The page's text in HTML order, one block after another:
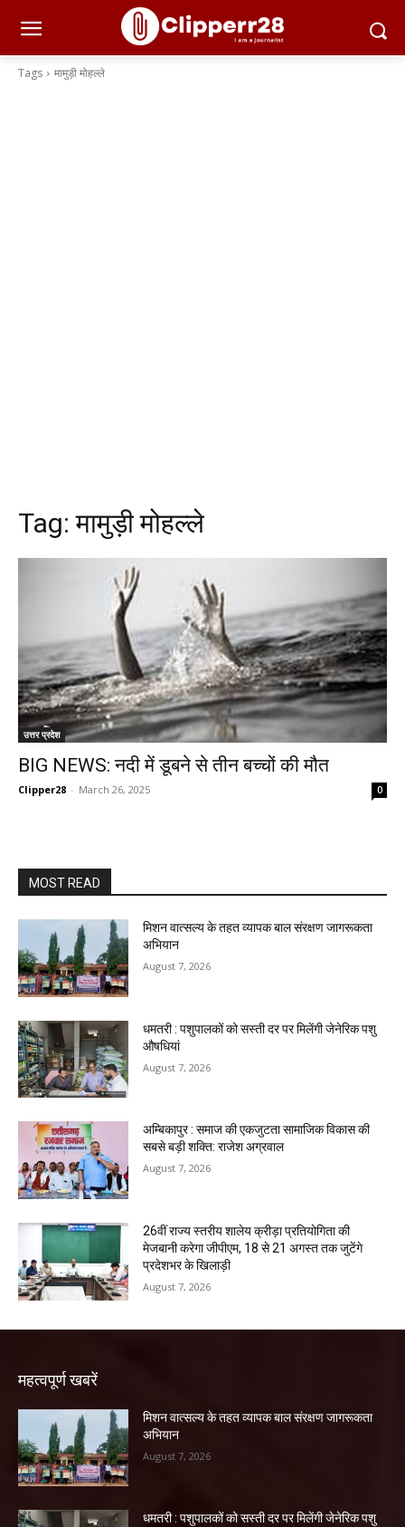
Tags मामुड़ी मोहल्ले
Tag:मामुड़ी मोहल्ले
उत्तर प्रदेश
BIG NEWS: नदी में डूबने से तीन बच्चों की मौत
Clipper28 - March 26, 2025 0
MOST READ
मिशन वात्सल्य के तहत व्यापक बाल संरक्षण जागरूकता
अभियान
August 7, 2026
धमतरी : पशुपालकों को सस्ती दर पर मिलेंगी जेनेरिक पशु
औषधियां
August 7, 2026
अम्बिकापुर : समाज की एकजुटता सामाजिक विकास की
सबसे बड़ी शक्ति: राजेश अग्रवाल
August 7, 2026
26वीं राज्य स्तरीय शालेय क्रीड़ा प्रतियोगिता की
मेजबानी करेगा जीपीएम, 18 से 21 अगस्त तक जुटेंगे
प्रदेशभर के खिलाड़ी
August 7, 2026
महत्वपूर्ण खबरें
मिशन वात्सल्य के तहत व्यापक बाल संरक्षण जागरूकता
अभियान
August 7, 2026
धमतरी : पशुपालकों को सस्ती दर पर मिलेंगी जेनेरिक पशु